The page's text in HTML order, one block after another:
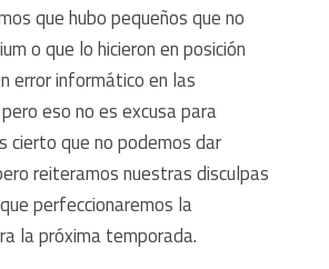
que hubo pequeños que no
o que lo hicieron en posición
error informático en las
eso no es excusa para
cierto que no podemos dar
reiteramos nuestras disculpas
perfeccionaremos la
la próxima temporada.